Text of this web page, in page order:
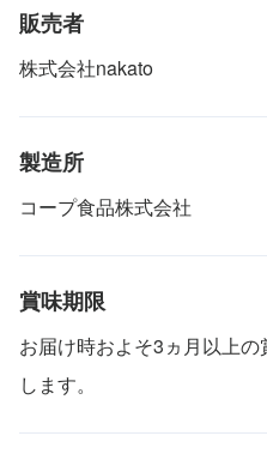
販売者
株式会社nakato
製造所
コープ食品株式会社
賞味期限
お届け時およそ3ヵ月以上
します。